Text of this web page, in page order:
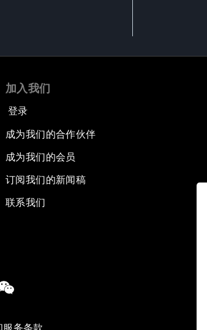
加入我们
登录
成为我们的合作伙伴
成为我们的会员
订阅我们的新闻稿
联系我们